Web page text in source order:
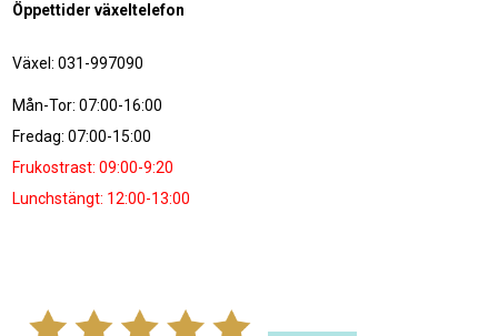
Öppettider växeltelefon
Växel: 031-997090
Mån-Tor: 07:00-16:00
Fredag: 07:00-15:00
Frukostrast: 09:00-9:20
Lunchstängt: 12:00-13:00